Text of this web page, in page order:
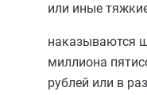
или иные
наказываются
миллиона
рублей или в